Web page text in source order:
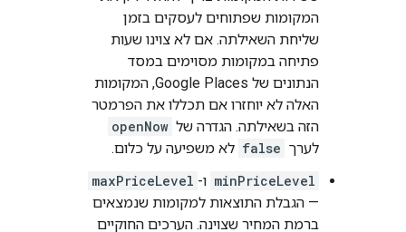
המקומות שפתוחים לעסקים בזמן
שליחת השאילתה. אם לא צוינו שעות
פתיחה במקומות מסוימים במסד
הנתונים של Google Places, המקומות
האלה לא יוחזרו אם תכללו את הפרמטר
הזה בשאילתה. הגדרה של openNow
לערך false לא משפיעה על כלום.
minPriceLevel ו- maxPriceLevel
— הגבלת התוצאות למקומות שנמצאים
ברמת המחיר שצוינה. הערכים החוקיים